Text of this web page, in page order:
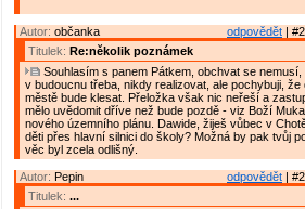
odpovědět |
Autor: občanka
Titulek: Re:několik poznámek
Souhlasím s panem Pátkem, obchvat se nemusí,
v budoucnu třeba, nikdy realizovat, ale pochybuji, že
městě bude klesat. Přeložka však nic neřeší a
mělo uvědomit dříve než bude pozdě - viz Boží
nového územního plánu. Dawide, žiješ vůbec v
děti přes hlavní silnici do školy? Možná by pak tvůj
věc byl zcela odlišný.
odpovědět |
Autor: Pepin
Titulek: ...